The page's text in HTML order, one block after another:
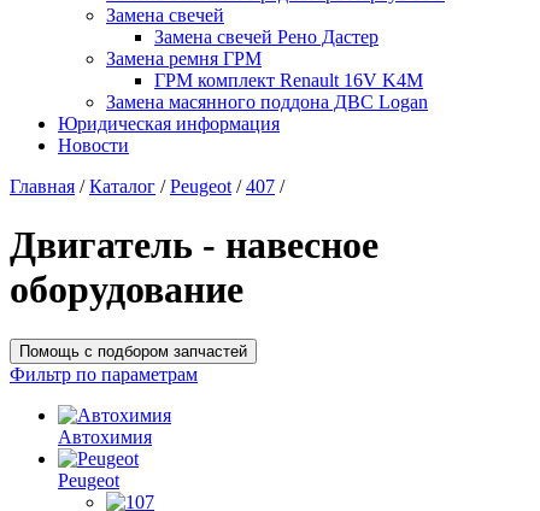
Замена свечей
Замена свечей Рено Дастер
Замена ремня ГРМ
ГРМ комплект Renault 16V K4M
Замена масянного поддона ДВС Logan
Юридическая информация
Новости
Главная / Каталог / Peugeot / 407 /
Двигатель - навесное
оборудование
Помощь с подбором запчастей
Фильтр по параметрам
Автохимия
Peugeot